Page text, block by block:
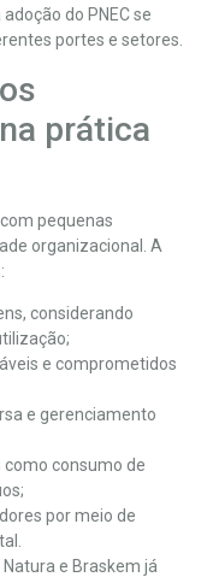
do PNEC se
portes e setores.
prática
pequenas
organizacional. A
considerando
e comprometidos
e gerenciamento
consumo de
por meio de
e Braskem já